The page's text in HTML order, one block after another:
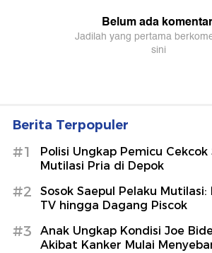
Berita Terpopuler
#1
Polisi Ungkap Pemicu
Mutilasi Pria di Depok
#2
Sosok Saepul Pelaku Mutilasi:
TV hingga Dagang Piscok
#3
Anak Ungkap Kondisi Joe
Akibat Kanker Mulai